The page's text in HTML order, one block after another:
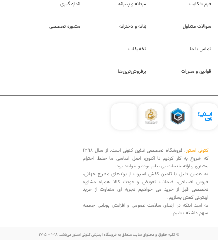
فرم شکایت
سوالات متداول
تماس با ما
قوانین و مقررات
مردانه و پسرانه
زنانه و دخترانه
تخفیفات
پرفروش‌ترین‌ها
اندازه گیری
مشاوره تخصصی
کتونی استور
، فروشگاه تخصصی آنلاین کتونی است. از سال 1398
که شروع به کار کردیم تا اکنون، اصل اساسی ما حفظ احترام
مشتری و ارائه خدمات بی نظیر بوده و خواهد بود.
به همین دلیل با تامین کفش اسپرت از برندهای مطرح جهانی،
فروش اقساطی، ضمانت تعویض و عودت کالا همراه مشاوره
تخصصی قبل از خرید می خواهیم تجربه ای متفاوت از خرید
اینترنتی کفش بسازیم.
به امید اینکه در ارتقای سلامت عمومی و افزایش پویایی جامعه
سهم داشته باشیم.
© کلیه حقوق و محتوای سایت متعلق به فروشگاه اینترنتی کتونی استور می‌باشد. 2018 – 2025